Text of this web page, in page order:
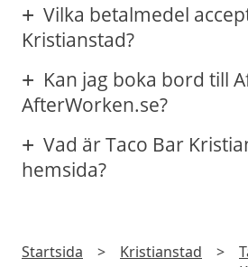
Vilka betalmedel
Kristianstad?
Kan jag boka bord till
AfterWorken.se?
Vad är Taco Bar
hemsida?
Startsida > Kristianstad >